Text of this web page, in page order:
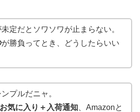
定だとソワソワが止まらない。
が勝負ってとき、どうしたらいい
プルだニャ。
気に入り＋入荷通知、Amazonと